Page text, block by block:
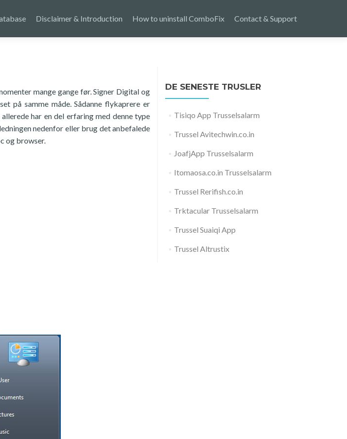
Disclaimer & Introduction How to uninstall ComboFix Contact & Support
mange gange før. Signer Digital og
på samme måde. Sådanne flykaprere er
har en del erfaring med denne type
nedenfor eller brug det anbefalede
og browser.
DE SENESTE TRUSLER
Tisiqo App Trusselsalarm
Trussel Avitechwin.co.in
JoafjApp Trusselsalarm
Itomaosa.co.in Trusselsalarm
Trussel Rerifish.co.in
Trktacular Trusselsalarm
Trussel Suaiqi App
Trussel Altrustix